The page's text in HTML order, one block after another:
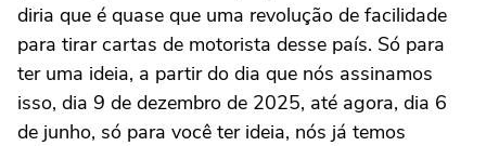
diria que é quase que uma revolução de facilidade
para tirar cartas de motorista desse país. Só para
ter uma ideia, a partir do dia que nós assinamos
isso, dia 9 de dezembro de 2025, até agora, dia 6
de junho, só para você ter ideia, nós já temos